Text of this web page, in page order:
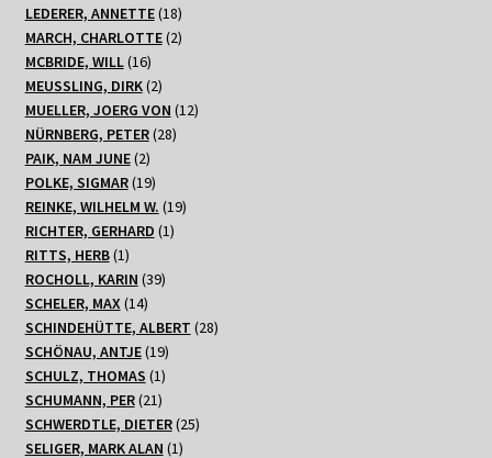
Produkte
LEDERER, ANNETTE 1818
Produkte
MARCH, CHARLOTTE 22
MCBRIDE, WILL 1616
Produkte
MEUSSLING, DIRK 22
Produkte
MUELLER, JOERG VON 1212
NÜRNBERG, PETER 2828
PAIK, NAM JUNE 22
Produkte
POLKE, SIGMAR 1919
Produkte
REINKE, WILHELM W. 1919
RICHTER, GERHARD 11
RITTS, HERB 11
Produkt
ROCHOLL, KARIN 3939
SCHELER, MAX 1414
Produkte
SCHINDEHÜTTE, ALBERT 2828
SCHÖNAU, ANTJE 1919
Produkte
SCHULZ, THOMAS 11
Produkt
SCHUMANN, PER 2121
Produkte
SCHWERDTLE, DIETER 2525
SELIGER, MARK ALAN 11